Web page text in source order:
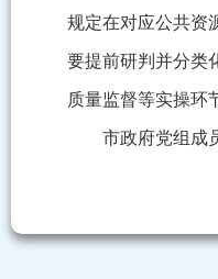
规定在对应公共资
要提前研判并分类
质量监督等实操环
市政府党组成